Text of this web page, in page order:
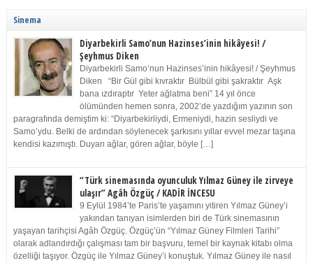
Sinema
Diyarbekirli Samo’nun Hazinses’inin hikâyesi! /
Şeyhmus Diken
Diyarbekirli Samo’nun Hazinses’inin hikâyesi! / Şeyhmus
Diken “Bir Gül gibi kıvraktır Bülbül gibi şakraktır Aşk
bana ızdıraptır Yeter ağlatma beni” 14 yıl önce
ölümünden hemen sonra, 2002’de yazdığım yazının son
paragrafında demiştim ki: “Diyarbekirliydi, Ermeniydi, hazin sesliydi ve
Samo’ydu. Belki de ardından söylenecek şarkısını yıllar evvel mezar taşına
kendisi kazımıştı. Duyan ağlar, gören ağlar, böyle […]
“Türk sinemasında oyunculuk Yılmaz Güney ile zirveye
ulaşır” Agâh Özgüç / KADİR İNCESU
9 Eylül 1984’te Paris’te yaşamını yitiren Yılmaz Güney’i
yakından tanıyan isimlerden biri de Türk sinemasının
yaşayan tarihçisi Agâh Özgüç. Özgüç’ün “Yılmaz Güney Filmleri Tarihi”
olarak adlandırdığı çalışması tam bir başvuru, temel bir kaynak kitabı olma
özelliği taşıyor. Özgüç ile Yılmaz Güney’i konuştuk. Yılmaz Güney ile nasıl